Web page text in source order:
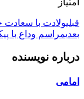
قبلیولادت با
بعدیمراسم وداع با
درباره نویسنده
امامی